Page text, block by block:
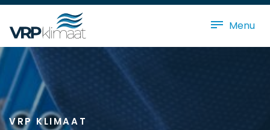
Menu
VRP KLIMAAT